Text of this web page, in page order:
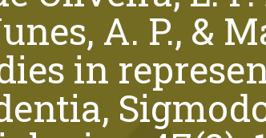
A. P., &
in